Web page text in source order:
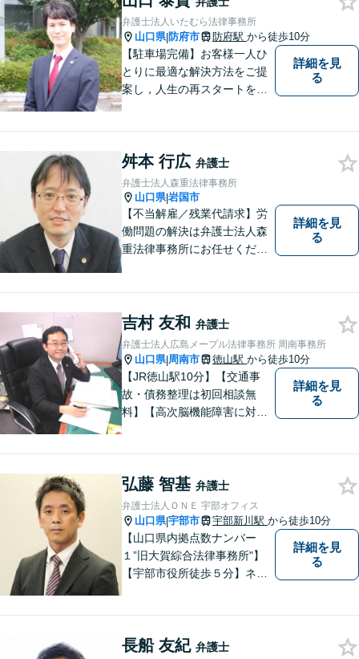
い。
弁護士法人いたむら法律事務所
山口県|防府市 防府駅 から徒歩10分
【駐車場完備】お客様一人ひ
とりに最適な解決方法をご提
案し，人生の再スタートをお
無料】お気軽にご相談くださ
い。
詳細を見
る
舛本 行広 弁護士
弁護士法人森重法律事務所
山口県|岩国市
【不当解雇／残業代請求】労
働問題の解決は弁護士法人森
重法律事務所にお任せくださ
詳細を見
る
吉村 友和 弁護士
弁護士法人広島メープル法律事務所 周南事務所
山口県|周南市 徳山駅 から徒歩10分
【JR徳山駅10分】【交通事
故・債務整理は初回相談無
料】【高次脳機能障害に対応
トナー」として、お客さまに
寄り添いますので、お気軽に
ご相談ください。
詳細を見
る
弘藤 智基 弁護士
弁護士法人ＯＮＥ 宇部オフィス
山口県|宇部市 宇部新川駅 から徒歩10分
【山口県内拠点数ナンバー
１”旧大賀綜合法律事務所"】
【宇部市役所徒歩５分】ネッ
相談ください。
詳細を見
る
長船 友紀 弁護士